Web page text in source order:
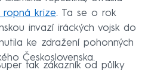
ropná krize. Ta se o rok
invazí iráckých vojsk do
ke zdražení pohonných
Československa.
tak zákazník od půlky